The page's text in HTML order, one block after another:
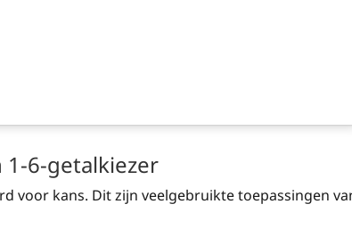
6-getalkiezer
voor kans. Dit zijn veelgebruikte toepassingen